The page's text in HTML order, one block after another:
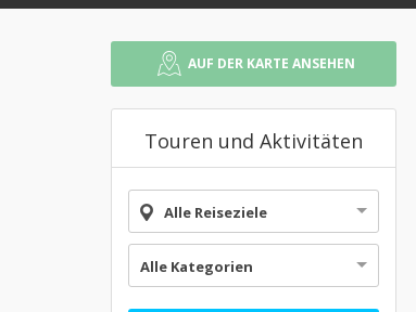
AUF DER KARTE ANSEHEN
Touren und Aktivitäten
Alle Reiseziele
Alle Kategorien